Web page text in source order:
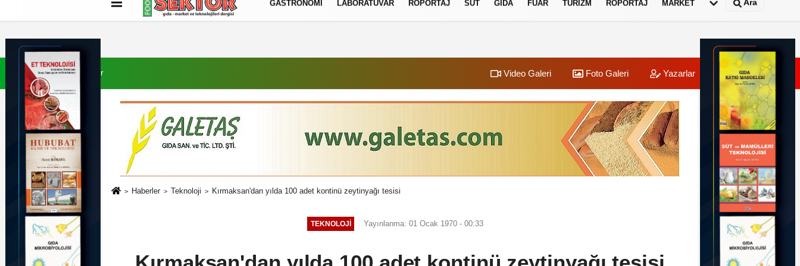
İletişim Çerez Politikası
GASTRONOMI LABORATUVAR RÖPORTAJ SÜT GIDA FUAR TURIZM RÖPORTAJ MARKET Ara
9 Ağustos 2026, Pazar Video Galeri Foto Galeri Yazarlar Üye Paneli
Haberler Teknoloji Kırmaksan'dan yılda 100 adet kontinü zeytinyağı tesisi
TEKNOLOJI Yayınlanma: 01 Ocak 1970 - 00:33